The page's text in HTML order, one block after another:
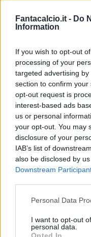
Fantacalcio.it - Do
Information
If you wish to opt-out
processing of your
targeted advertising
section to confirm
opt-out request is
interest-based ads
us or personal
your opt-out. You may
disclosure of your
IAB’s list of
also be disclosed by
Downstream
Personal Data
I want to opt-out
personal data.
Opted In
dobbiamo
ottenere
Messias sulla
“Per me è un
come Inter,
big. Lo
questa
cercare di
Crotone”